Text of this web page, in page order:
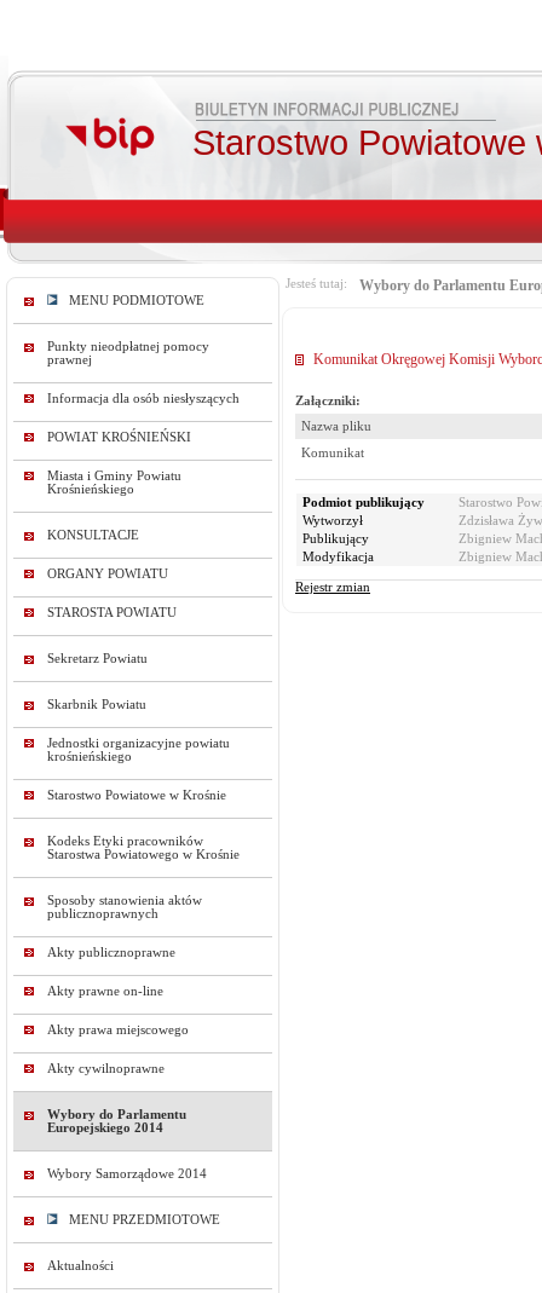
Starostwo Powiatowe
MENU PODMIOTOWE
Punkty nieodpłatnej pomocy
prawnej
Informacja dla osób niesłyszących
POWIAT KROŚNIEŃSKI
Miasta i Gminy Powiatu
Krośnieńskiego
KONSULTACJE
ORGANY POWIATU
STAROSTA POWIATU
Sekretarz Powiatu
Skarbnik Powiatu
Jednostki organizacyjne powiatu
krośnieńskiego
Starostwo Powiatowe w Krośnie
Kodeks Etyki pracowników
Starostwa Powiatowego w Krośnie
Sposoby stanowienia aktów
publicznoprawnych
Akty publicznoprawne
Akty prawne on-line
Akty prawa miejscowego
Akty cywilnoprawne
Wybory do Parlamentu
Europejskiego 2014
Wybory Samorządowe 2014
MENU PRZEDMIOTOWE
Aktualności
Jesteś tutaj: Wybory do Parlamentu
Komunikat Okręgowej Komisji
Załączniki:
Nazwa pliku
Komunikat
Podmiot publikujący
Starostwo
Wytworzył
Zdzisława
Publikujący
Zbigniew
Modyfikacja
Zbigniew
Rejestr zmian